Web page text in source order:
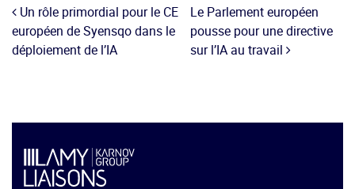
Un rôle primordial pour le CE
européen de Syensqo dans le
déploiement de l’IA
Le Parlement européen
pousse pour une directive
sur l’IA au travail